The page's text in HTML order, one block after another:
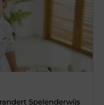
Spelenderwijs